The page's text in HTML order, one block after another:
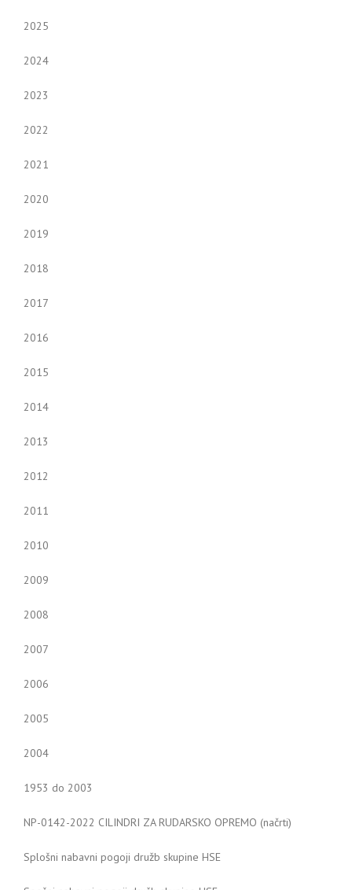
2025
2024
2023
2022
2021
2020
2019
2018
2017
2016
2015
2014
2013
2012
2011
2010
2009
2008
2007
2006
2005
2004
1953 do 2003
NP-0142-2022 CILINDRI ZA RUDARSKO OPREMO (načrti)
Splošni nabavni pogoji družb skupine HSE